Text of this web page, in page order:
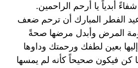
أبدياً يا أرحم الراحمين.
الفطر المبارك أن ترحم ضعف
المرض وأبدل مرضها صحةً
بعين لطفك ورحمتك وداوها
كن فيكون صحيحاً كأنه لم يمسها